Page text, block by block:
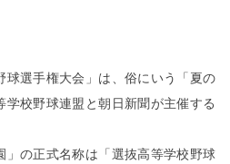
選手権大会」は、俗にいう「夏の
校野球連盟と朝日新聞が主催する
の正式名称は「選抜高等学校野球